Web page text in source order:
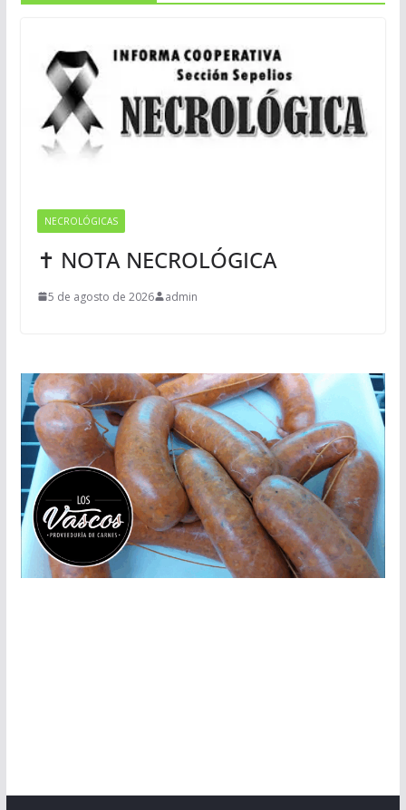
NECROLÓGICAS
✝ NOTA NECROLÓGICA
5 de agosto de 2026 admin